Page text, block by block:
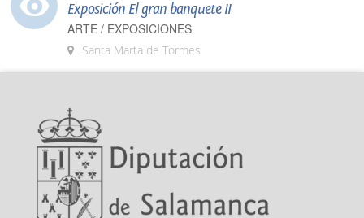
Exposición El gran banquete II
ARTE / EXPOSICIONES
Santa Marta de Tormes